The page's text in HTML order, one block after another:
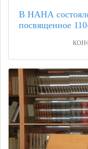
В НАНА
посвященное